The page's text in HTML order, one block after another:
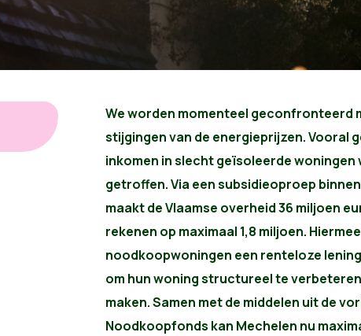
We worden momenteel geconfronteerd
stijgingen van de energieprijzen. Vooral
inkomen in slecht geïsoleerde
getroffen. Via een subsidieoproep
maakt de Vlaamse overheid 36 miljoen
rekenen op maximaal 1,8 miljoen.
noodkoopwoningen een renteloze
om hun woning structureel te
maken. Samen met de middelen uit de
Noodkoopfonds kan Mechelen nu